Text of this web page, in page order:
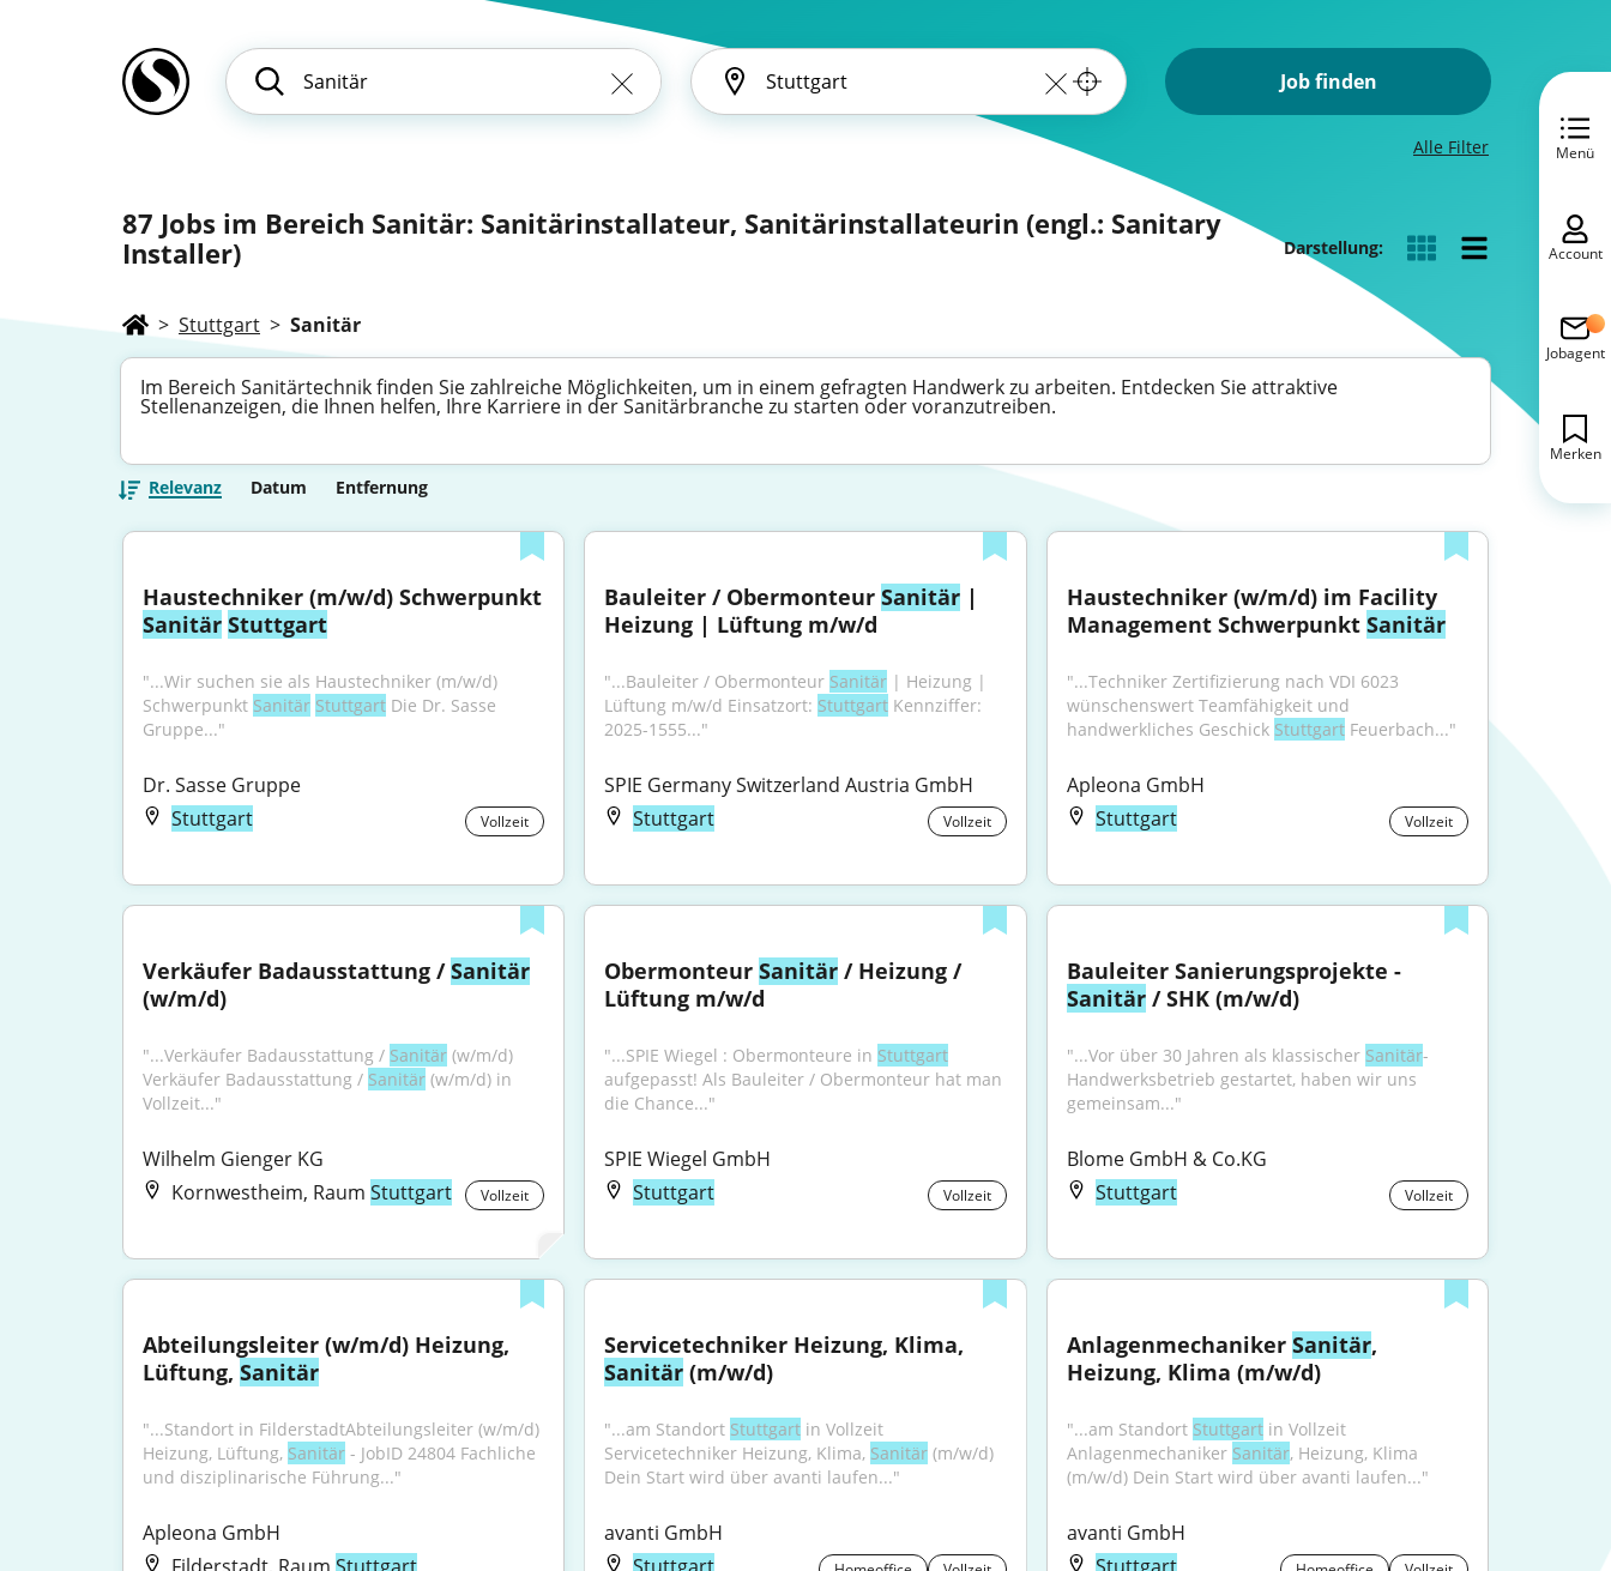
Job finden
Alle Filter
87 Jobs im Bereich Sanitär: Sanitärinstallateur, Sanitärinstallateurin (engl.: Sanitary
Installer)
Darstellung:
> Stuttgart > Sanitär
Im Bereich Sanitärtechnik finden Sie zahlreiche Möglichkeiten, um in einem gefragten Handwerk zu arbeiten. Entdecken Sie attraktive
Stellenanzeigen, die Ihnen helfen, Ihre Karriere in der Sanitärbranche zu starten oder voranzutreiben.
Relevanz Datum Entfernung
Sanitär Stuttgart
"...Wir suchen sie als Haustechniker (m/w/d)
Schwerpunkt Sanitär Stuttgart Die Dr. Sasse
Gruppe..."
Dr. Sasse Gruppe
Stuttgart
Vollzeit
Bauleiter / Obermonteur Sanitär |
Heizung | Lüftung m/w/d
"...Bauleiter / Obermonteur Sanitär | Heizung |
Lüftung m/w/d Einsatzort: Stuttgart Kennziffer:
2025-1555..."
SPIE Germany Switzerland Austria GmbH
Stuttgart
Vollzeit
Haustechniker (w/m/d) im Facility
Management Schwerpunkt Sanitär
"...Techniker Zertifizierung nach VDI 6023
wünschenswert Teamfähigkeit und
handwerkliches Geschick Stuttgart Feuerbach..."
Apleona GmbH
Stuttgart
Vollzeit
Verkäufer Badausstattung / Sanitär
(w/m/d)
"...Verkäufer Badausstattung / Sanitär (w/m/d)
Verkäufer Badausstattung / Sanitär (w/m/d) in
Vollzeit..."
Wilhelm Gienger KG
Kornwestheim, Raum Stuttgart Vollzeit
Obermonteur Sanitär / Heizung /
Lüftung m/w/d
"...SPIE Wiegel : Obermonteure in Stuttgart
aufgepasst! Als Bauleiter / Obermonteur hat man
die Chance..."
SPIE Wiegel GmbH
Stuttgart
Vollzeit
Bauleiter Sanierungsprojekte -
Sanitär / SHK (m/w/d)
"...Vor über 30 Jahren als klassischer Sanitär-
Handwerksbetrieb gestartet, haben wir uns
gemeinsam..."
Blome GmbH & Co.KG
Stuttgart
Vollzeit
Abteilungsleiter (w/m/d) Heizung,
Lüftung, Sanitär
"...Standort in FilderstadtAbteilungsleiter (w/m/d)
Heizung, Lüftung, Sanitär - JobID 24804 Fachliche
und disziplinarische Führung..."
Apleona GmbH
Sanitär (m/w/d)
"...am Standort Stuttgart in Vollzeit
Servicetechniker Heizung, Klima, Sanitär (m/w/d)
Dein Start wird über avanti laufen..."
avanti GmbH
Anlagenmechaniker Sanitär,
Heizung, Klima (m/w/d)
"...am Standort Stuttgart in Vollzeit
Anlagenmechaniker Sanitär, Heizung, Klima
(m/w/d) Dein Start wird über avanti laufen..."
avanti GmbH
Menü
Account
Jobagent
Merken